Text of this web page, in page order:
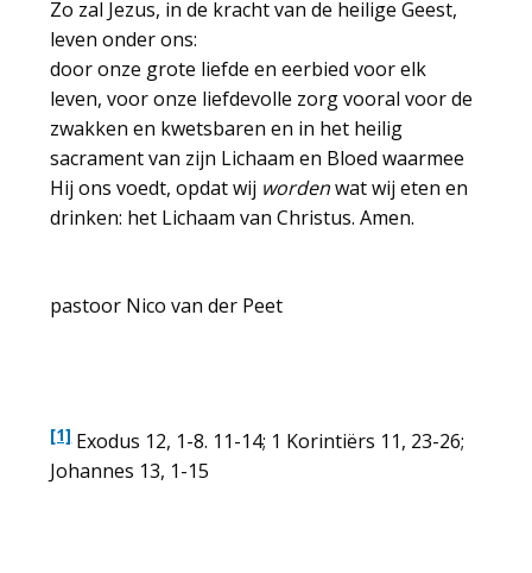
Zo zal Jezus, in de kracht van de heilige Geest,
leven onder ons:
door onze grote liefde en eerbied voor elk
leven, voor onze liefdevolle zorg vooral voor de
zwakken en kwetsbaren en in het heilig
sacrament van zijn Lichaam en Bloed waarmee
Hij ons voedt, opdat wij wordenwat wij eten en
drinken: het Lichaam van Christus. Amen.
pastoor Nico van der Peet
[1]Exodus 12, 1-8. 11-14; 1 Korintiërs 11, 23-26;
Johannes 13, 1-15